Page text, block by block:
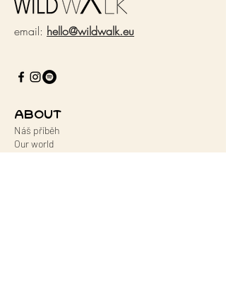
email: hello@wildwalk.eu
ABOUT
Náš příběh
Our world